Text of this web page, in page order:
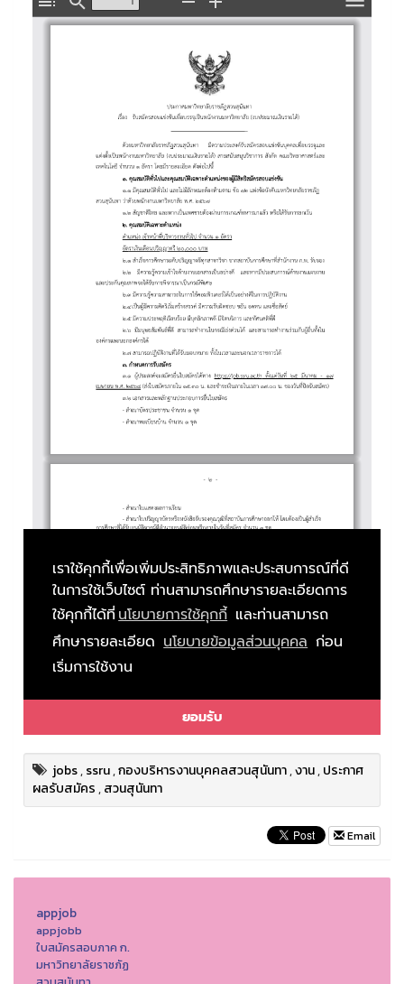
jobs,ssru,กองบริหารงานบุคคลสวนสุนันทา,งาน,ประกาศ
ผลรับสมัคร,สวนสุนันทา
Email
appjob
appjobb
ใบสมัครสอบภาค ก.
มหาวิทยาลัยราชภัฏ